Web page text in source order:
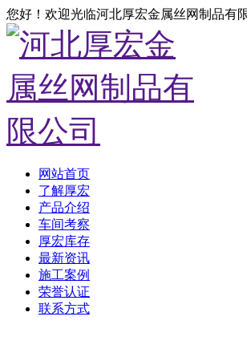
您好！欢迎光临河北厚宏金属丝网制品有
网站首页
了解厚宏
产品介绍
车间考察
厚宏库存
最新资讯
施工案例
荣誉认证
联系方式